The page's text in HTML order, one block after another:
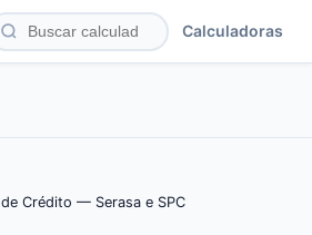
Calculadoras
Crédito — Serasa e SPC